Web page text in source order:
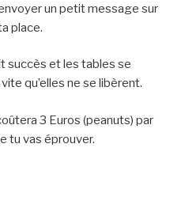
un petit message sur
place.
succès et les tables se
qu’elles ne se libèrent.
3 Euros (peanuts) par
tu vas éprouver.